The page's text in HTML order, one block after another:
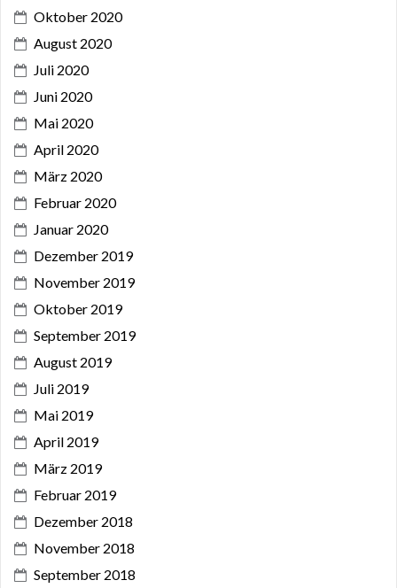
Oktober 2020
August 2020
Juli 2020
Juni 2020
Mai 2020
April 2020
März 2020
Februar 2020
Januar 2020
Dezember 2019
November 2019
Oktober 2019
September 2019
August 2019
Juli 2019
Mai 2019
April 2019
März 2019
Februar 2019
Dezember 2018
November 2018
September 2018